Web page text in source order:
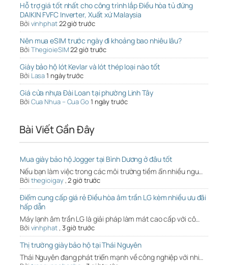
Hỗ trợ giá tốt nhất cho công trình lắp Điều hòa tủ đứng
DAIKIN FVFC Inverter, Xuất xứ Malaysia
Bởi vinhphat22 giờ trước
Nên mua eSIM trước ngày đi khoảng bao nhiêu lâu?
Bởi ThegioieSIM22 giờ trước
Giày bảo hộ lót Kevlar và lót thép loại nào tốt
Bởi Lasa1 ngày trước
Giá cửa nhựa Đài Loan tại phường Linh Tây
Bởi Cua Nhua – Cua Go 1 ngày trước
Bài Viết Gần Đây
Mua giày bảo hộ Jogger tại Bình Dương ở đâu tốt
Nếu bạn làm việc trong các môi trường tiềm ẩn nhiều ngu…
Bởi thegioigay,2 giờ trước
Điểm cung cấp giá rẻ Điều hòa âm trần LG kèm nhiều ưu đãi
hấp dẫn
Máy lạnh âm trần LG là giải pháp làm mát cao cấp với cô…
Bởi vinhphat, 3 giờ trước
Thị trường giày bảo hộ tại Thái Nguyên
Thái Nguyên đang phát triển mạnh về công nghiệp với nhi…